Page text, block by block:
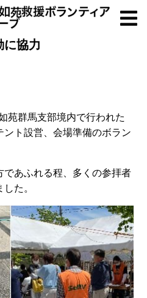
に協力
苑群馬支部境内で行われた
ト設営、会場準備のボラン
であふれる程、多くの参拝者
た。